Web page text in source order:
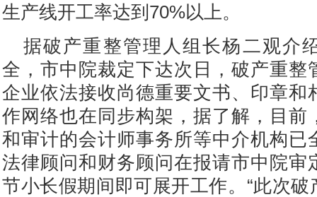
生产线开工率达到70%以上。
据破产重整管理人组长杨二观介
全，市中院裁定下达次日，破产重整
企业依法接收尚德重要文书、印章和
作网络也在同步构架，据了解，目前
和审计的会计师事务所等中介机构已
法律顾问和财务顾问在报请市中院审
节小长假期间即可展开工作。“此次